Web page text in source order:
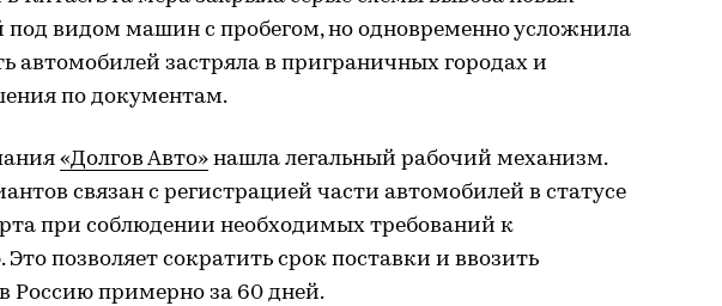
под видом машин с пробегом, но одновременно усложнила
автомобилей застряла в приграничных городах и
по документам.
«Долгов Авто» нашла легальный рабочий механизм.
связан с регистрацией части автомобилей в статусе
при соблюдении необходимых требований к
позволяет сократить срок поставки и ввозить
Россию примерно за 60 дней.